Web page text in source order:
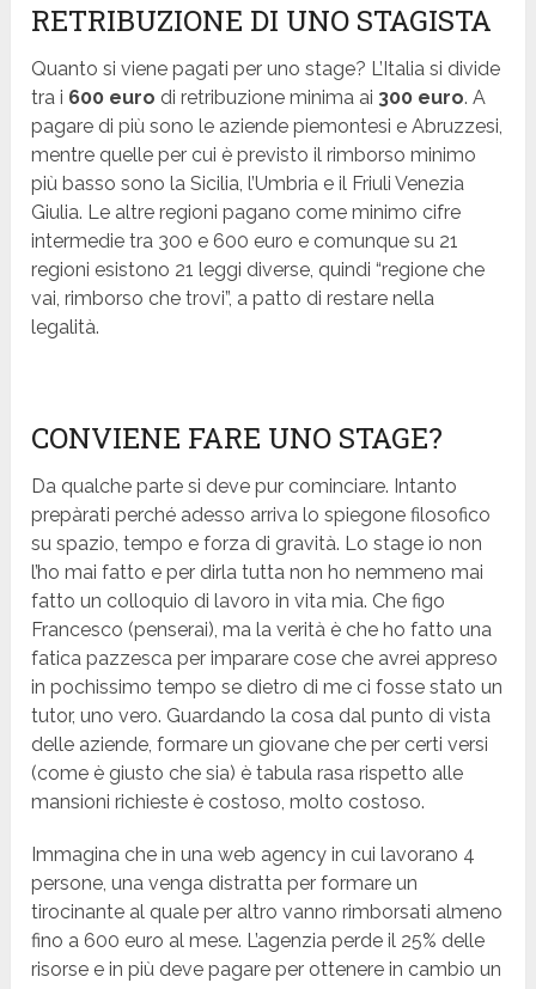
RETRIBUZIONE DI UNO STAGISTA
Quanto si viene pagati per uno stage? L’Italia si divide
tra i 600 euro di retribuzione minima ai 300 euro. A
pagare di più sono le aziende piemontesi e Abruzzesi,
mentre quelle per cui è previsto il rimborso minimo
più basso sono la Sicilia, l’Umbria e il Friuli Venezia
Giulia. Le altre regioni pagano come minimo cifre
intermedie tra 300 e 600 euro e comunque su 21
regioni esistono 21 leggi diverse, quindi “regione che
vai, rimborso che trovi”, a patto di restare nella
legalità.
CONVIENE FARE UNO STAGE?
Da qualche parte si deve pur cominciare. Intanto
prepàrati perché adesso arriva lo spiegone filosofico
su spazio, tempo e forza di gravità. Lo stage io non
l’ho mai fatto e per dirla tutta non ho nemmeno mai
fatto un colloquio di lavoro in vita mia. Che figo
Francesco (penserai), ma la verità è che ho fatto una
fatica pazzesca per imparare cose che avrei appreso
in pochissimo tempo se dietro di me ci fosse stato un
tutor, uno vero. Guardando la cosa dal punto di vista
delle aziende, formare un giovane che per certi versi
(come è giusto che sia) è tabula rasa rispetto alle
mansioni richieste è costoso, molto costoso.
Immagina che in una web agency in cui lavorano 4
persone, una venga distratta per formare un
tirocinante al quale per altro vanno rimborsati almeno
fino a 600 euro al mese. L’agenzia perde il 25% delle
risorse e in più deve pagare per ottenere in cambio un